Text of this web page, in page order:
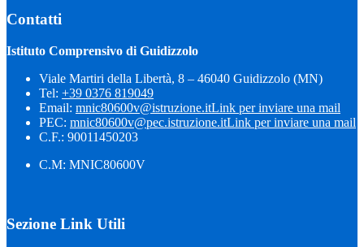
Contatti
Istituto Comprensivo di Guidizzolo
Viale Martiri della Libertà, 8 – 46040 Guidizzolo (MN)
Tel: +39 0376 819049
Email: mnic80600v@istruzione.itLink per inviare una mail
PEC: mnic80600v@pec.istruzione.itLink per inviare una mail
C.F.: 90011450203
C.M: MNIC80600V
Sezione Link Utili